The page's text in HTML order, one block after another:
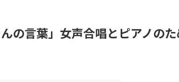
の言葉」女声合唱とピアノの